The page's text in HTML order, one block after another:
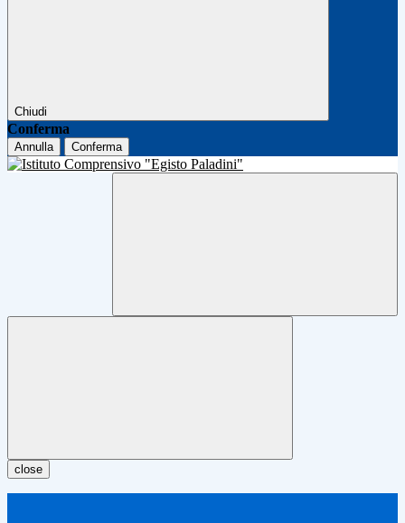
Chiudi
Conferma
Annulla Conferma
close